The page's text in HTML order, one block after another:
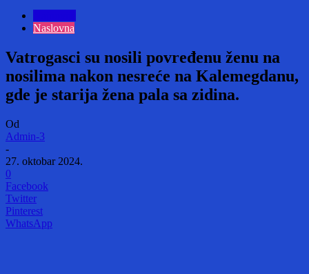
Naslovna
Vatrogasci su nosili povređenu ženu na
nosilima nakon nesreće na Kalemegdanu,
gde je starija žena pala sa zidina.
Od
Admin-3
-
27. oktobar 2024.
0
Facebook
Twitter
Pinterest
WhatsApp